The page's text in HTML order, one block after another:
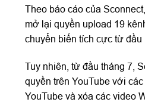
Theo báo cáo của
mở lại quyền upload 19
chuyển biến tích cực từ đầu
Tuy nhiên, từ đầu tháng 7,
quyền trên YouTube với
YouTube và xóa các video